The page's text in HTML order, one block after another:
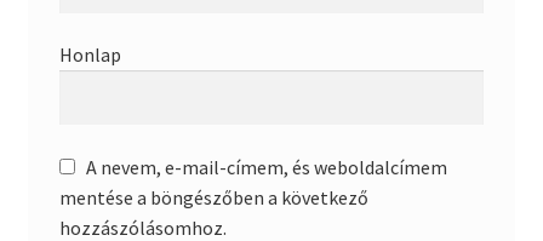
Honlap
A nevem, e-mail-címem, és weboldalcímem
mentése a böngészőben a következő
hozzászólásomhoz.